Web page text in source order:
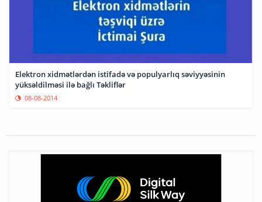
Elektron xidmətlərdən istifadə və populyarlıq səviyyəsinin
yüksəldilməsi ilə bağlı Təkliflər
08-08-2014